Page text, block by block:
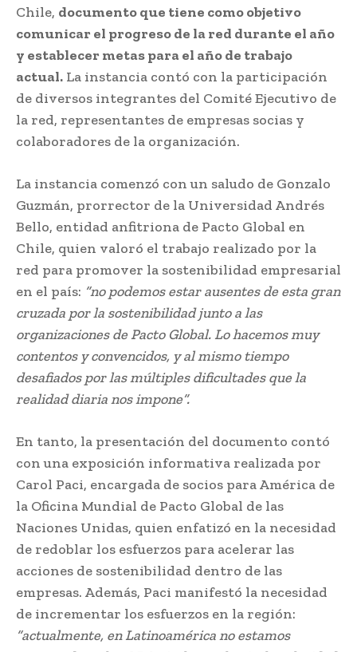
Chile, documento que tiene como objetivo
comunicar el progreso de la red durante el año
y establecer metas para el año de trabajo
actual. La instancia contó con la participación
de diversos integrantes del Comité Ejecutivo de
la red, representantes de empresas socias y
colaboradores de la organización.
La instancia comenzó con un saludo de Gonzalo
Guzmán, prorrector de la Universidad Andrés
Bello, entidad anfitriona de Pacto Global en
Chile, quien valoró el trabajo realizado por la
red para promover la sostenibilidad empresarial
en el país: “no podemos estar ausentes de esta gran
cruzada por la sostenibilidad junto a las
organizaciones de Pacto Global. Lo hacemos muy
contentos y convencidos, y al mismo tiempo
desafiados por las múltiples dificultades que la
realidad diaria nos impone”.
En tanto, la presentación del documento contó
con una exposición informativa realizada por
Carol Paci, encargada de socios para América de
la Oficina Mundial de Pacto Global de las
Naciones Unidas, quien enfatizó en la necesidad
de redoblar los esfuerzos para acelerar las
acciones de sostenibilidad dentro de las
empresas. Además, Paci manifestó la necesidad
de incrementar los esfuerzos en la región:
“actualmente, en Latinoamérica no estamos